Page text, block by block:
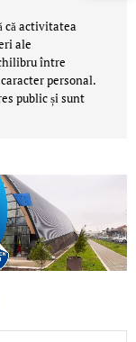
că activitatea
ale
între
personal.
public și sunt